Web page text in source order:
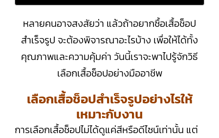
หลายคนอาจสงสัยว่า แล้วถ้าอยากซื้อเสื้อช็อป
สำเร็จรูป จะต้องพิจารณาอะไรบ้าง เพื่อให้ได้ทั้ง
คุณภาพและความคุ้มค่า วันนี้เราจะพาไปรู้จักวิธี
เลือกเสื้อช็อปอย่างมืออาชีพ
เลือกเสื้อช็อปสำเร็จรูปอย่างไรให้
เหมาะกับงาน
การเลือกเสื้อช็อปไม่ได้ดูแค่สีหรือดีไซน์เท่านั้น แต่